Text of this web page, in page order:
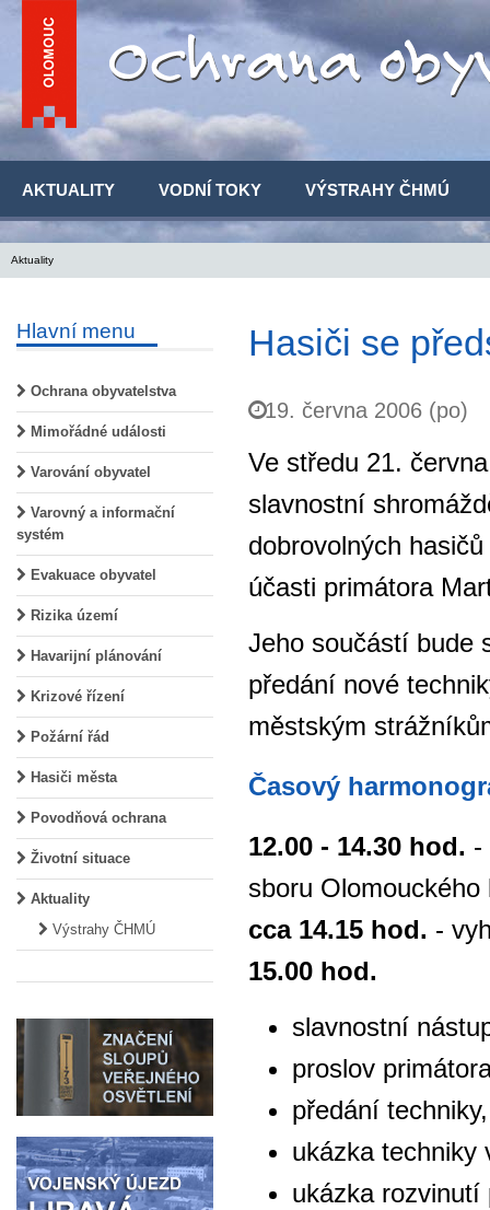
AKTUALITY VODNÍ TOKY VÝSTRAHY ČHMÚ
Aktuality
Hlavní menu
Ochrana obyvatelstva
Mimořádné události
Varování obyvatel
Varovný a informační
systém
Evakuace obyvatel
Rizika území
Havarijní plánování
Krizové řízení
Požární řád
Hasiči města
Povodňová ochrana
Životní situace
Aktuality
Výstrahy ČHMÚ
Hasiči se
19. června 2006 (po)
Ve středu 21.
slavnostní
dobrovolných
účasti primátora
Jeho součástí bude
předání nové
městským
Časový
12.00 - 14.30 hod. -
sboru
cca 14.15 hod. -
15.00 hod.
slavnostní
proslov
předání
ukázka
ukázka